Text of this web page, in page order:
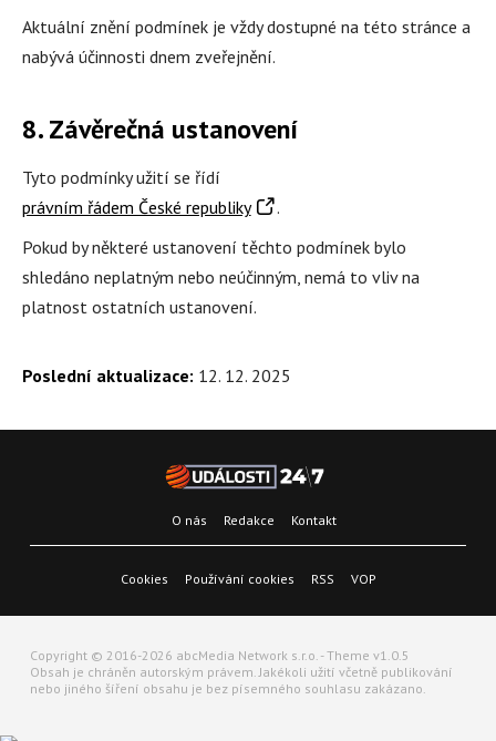
Aktuální znění podmínek je vždy dostupné na této stránce a
nabývá účinnosti dnem zveřejnění.
8. Závěrečná ustanovení
Tyto podmínky užití se řídí
právním řádem České republiky
.
Pokud by některé ustanovení těchto podmínek bylo
shledáno neplatným nebo neúčinným, nemá to vliv na
platnost ostatních ustanovení.
Poslední aktualizace: 12. 12. 2025
O nás Redakce Kontakt
Cookies Používání cookies RSS VOP
Copyright © 2016-2026 abcMedia Network s.r.o. - Theme v1.0.5
Obsah je chráněn autorským právem. Jakékoli užití včetně publikování
nebo jiného šíření obsahu je bez písemného souhlasu zakázano.